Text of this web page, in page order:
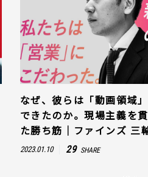
なぜ、彼らは「動画領域
できたのか。現場主義を
た勝ち筋｜ファインズ 三
2023.01.10 29 SHARE